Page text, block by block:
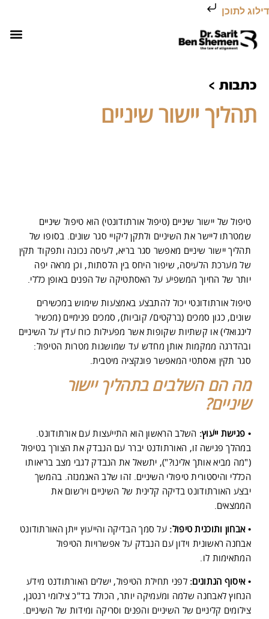
דילוג לתוכן
כתבות >
תהליך יישור שיניים
טיפול של יישור שיניים (טיפול אורתודונטי) הוא טיפול שיניים
שמטרתו ליישר את השיניים ולתקן ליקויי סגר שונים. בסופו של
תהליך יישור שיניים מאפשר סגר בריא, לעיסה נכונה ותפקוד תקין
של מערכת הלעיסה, שיפור היחס בין הלסתות, וכן מראה יפה
יותר של החיוך המשפיע על האסתטיקה של הפנים באופן כללי.
טיפול אורתודונטי יכול להתבצע באמצעות שימוש במכשירים
שונים, כגון סמכים (ברקטים/ קוביות), סמכים פנימיים (מכשיר
לינגואלי) או קשתיות שקופות אשר מפעילות כוח עדין על השיניים
ובהדרגה ממקמות אותן מחדש עד שמושגות מטרות הטיפול:
סגר תקין ואסתטי המאפשר פונקציה מיטבית.
מה הם השלבים בתהליך יישור
שיניים?
• פגישת ייעוץ: השלב הראשון הוא התייעצות עם אורתודונט.
במהלך פגישה זו, האורתודנט יברר עם הנבדק את הצורך בטיפול
("מה מביא אותך אלינו?"), יתשאל את הנבדק לגבי מצב בריאותו
הכללי והיסטורית טיפולי השיניים. זהו שלב האנמנזה. בהמשך
יבצע האורתודונט בדיקה קלינית של השיניים וירשום את
הממצאים.
• אבחון ותוכנית טיפול: על סמך הבדיקה והייעוץ ייתן האורתודונט
אבחנה ראשונית וידון עם הנבדק על אפשרויות הטיפול
המתאימות לו.
• איסוף הנתונים: לפני תחילת הטיפול, ישלים האורתודנט מידע
הנחוץ לאבחנה שלמה ומעמיקה יותר, הכולל בד"כ צילומי רנטגן,
צילומים קליניים של השיניים והפנים וסריקה ומידות של השיניים.